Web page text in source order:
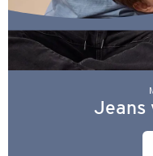
Jeans